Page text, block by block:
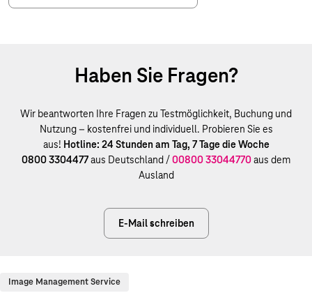
Haben Sie Fragen?
Wir beantworten Ihre Fragen zu Testmöglichkeit, Buchung und
Nutzung – kostenfrei und individuell. Probieren Sie es
aus! Hotline: 24 Stunden am Tag, 7 Tage die Woche
0800 3304477aus Deutschland /00800 33044770aus dem
Ausland
E-Mail schreiben
Image Management Service